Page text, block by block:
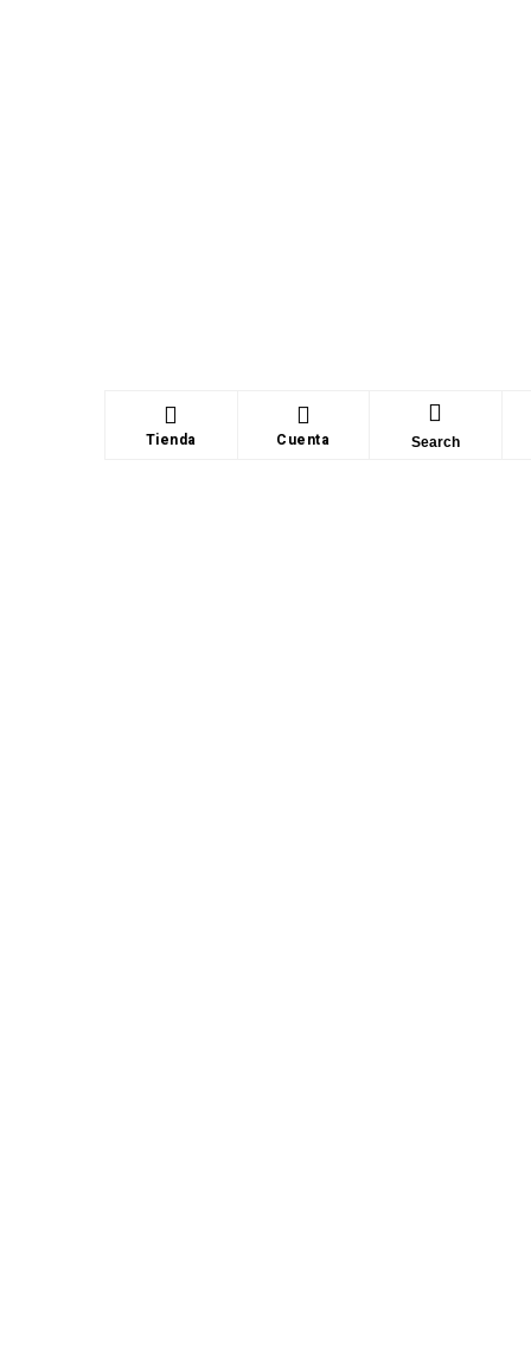
Tienda Cuenta Search